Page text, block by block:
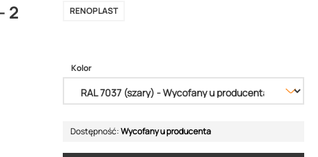
2
RENOPLAST
Kolor
Dostępność:Wycofany u producenta